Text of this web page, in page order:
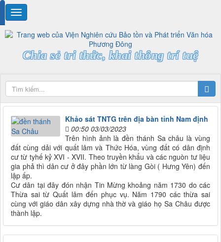
Chia sẻ tri thức, khai thông trí tuệ
Khảo sát TNTG trên địa bàn tỉnh Nam định
00:50 03/03/2023
Trên hình ảnh là đền thánh Sa châu là vùng
đất cùng dải với quất lâm và Thức Hóa, vùng đất có dân định
cư từ tyhế kỷ XVI - XVII. Theo truyền khẩu và các nguòn tư liệu
gia phả thì dân cư ở đây phần lớn từ làng Gòi ( Hưng Yên) đến
lập ấp.
Cư dân tại đây đón nhận Tin Mừng khoảng năm 1730 do các
Thừa sai từ Quất lâm đến phục vụ. Năm 1790 các thừa sai
cùng với giáo dân xây dựng nhà thờ và giáo họ Sa Châu được
thành lập.